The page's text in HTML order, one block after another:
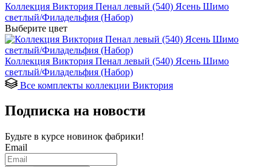
Коллекция Виктория Пенал левый (540) Ясень Шимо
светлый/Филадельфия (Набор)
Выберите цвет
Коллекция Виктория Пенал левый (540) Ясень Шимо
светлый/Филадельфия (Набор)
Все комплекты коллекции Виктория
Подписка на новости
Будьте в курсе новинок фабрики!
Email